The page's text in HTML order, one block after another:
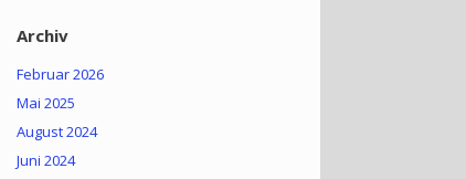
Archiv
Februar 2026
Mai 2025
August 2024
Juni 2024